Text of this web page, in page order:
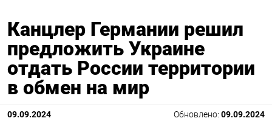
Канцлер Германии решил
предложить Украине
отдать России территории
в обмен на мир
09.09.2024 Обновлено: 09.09.2024